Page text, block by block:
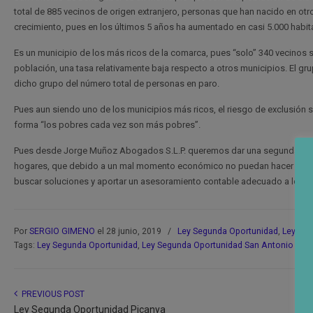
total de 885 vecinos de origen extranjero, personas que han nacido en
crecimiento, pues en los últimos 5 años ha aumentado en casi 5.000
Es un municipio de los más ricos de la comarca, pues “solo” 340
población, una tasa relativamente baja respecto a otros municipios. El
dicho grupo del número total de personas en paro.
Pues aun siendo uno de los municipios más ricos, el riesgo de
forma “los pobres cada vez son más pobres”.
Pues desde Jorge Muñoz Abogados S.L.P. queremos dar una segunda
hogares, que debido a un mal momento económico no puedan hacer
buscar soluciones y aportar un asesoramiento contable adecuado a los
Por SERGIO GIMENO el 28 junio, 2019 / Ley Segunda Oportunidad , Ley
Tags: Ley Segunda Oportunidad , Ley Segunda Oportunidad San Antonio de
PREVIOUS POST
Ley Segunda Oportunidad Picanya